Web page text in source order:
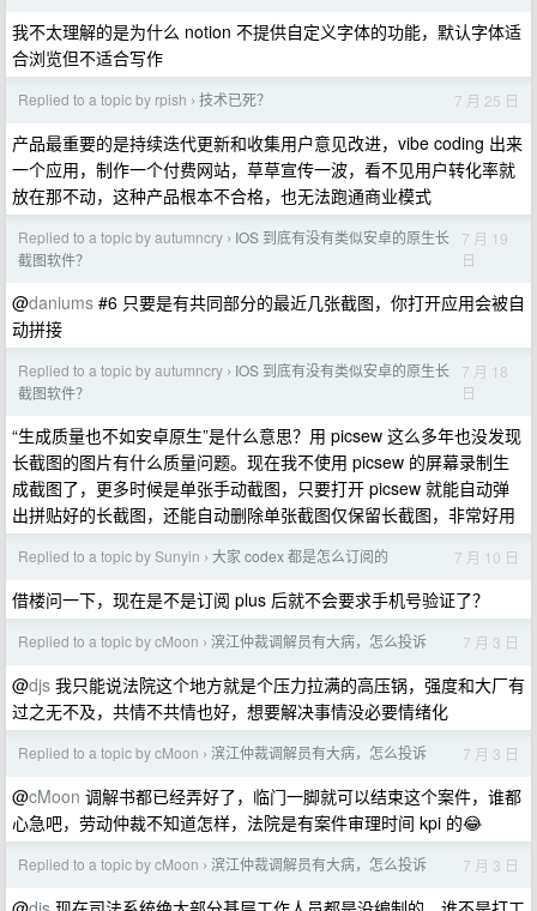
我不太理解的是为什么 notion 不提供自定义字体的功能，默认字体适
合浏览但不适合写作
Replied to a topic by rpish › 技术已死？ 7 月 25 日
产品最重要的是持续迭代更新和收集用户意见改进，vibe coding 出来
一个应用，制作一个付费网站，草草宣传一波，看不见用户转化率就
放在那不动，这种产品根本不合格，也无法跑通商业模式
Replied to a topic by autumncry › IOS 到底有没有类似安卓的原生长
截图软件？
7 月 19
日
@daniums #6 只要是有共同部分的最近几张截图，你打开应用会被自
动拼接
Replied to a topic by autumncry › IOS 到底有没有类似安卓的原生长
截图软件？
7 月 18
日
“生成质量也不如安卓原生”是什么意思？用 picsew 这么多年也没发现
长截图的图片有什么质量问题。现在我不使用 picsew 的屏幕录制生
成截图了，更多时候是单张手动截图，只要打开 picsew 就能自动弹
出拼贴好的长截图，还能自动删除单张截图仅保留长截图，非常好用
Replied to a topic by Sunyin › 大家 codex 都是怎么订阅的 7 月 10 日
借楼问一下，现在是不是订阅 plus 后就不会要求手机号验证了？
Replied to a topic by cMoon › 滨江仲裁调解员有大病，怎么投诉 7 月 3 日
@djs 我只能说法院这个地方就是个压力拉满的高压锅，强度和大厂有
过之无不及，共情不共情也好，想要解决事情没必要情绪化
Replied to a topic by cMoon › 滨江仲裁调解员有大病，怎么投诉 7 月 3 日
@cMoon 调解书都已经弄好了，临门一脚就可以结束这个案件，谁都
心急吧，劳动仲裁不知道怎样，法院是有案件审理时间 kpi 的😂
Replied to a topic by cMoon › 滨江仲裁调解员有大病，怎么投诉 7 月 3 日